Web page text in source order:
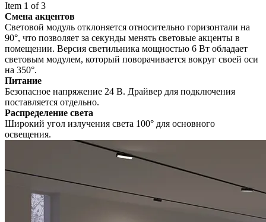
Item 1 of 3
Смена акцентов
Световой модуль отклоняется относительно горизонтали на
90°, что позволяет за секунды менять световые акценты в
помещении. Версия светильника мощностью 6 Вт обладает
световым модулем, который поворачивается вокруг своей оси
на 350°.
Питание
Безопасное напряжение 24 В. Драйвер для подключения
поставляется отдельно.
Распределение света
Широкий угол излучения света 100° для основного
освещения.